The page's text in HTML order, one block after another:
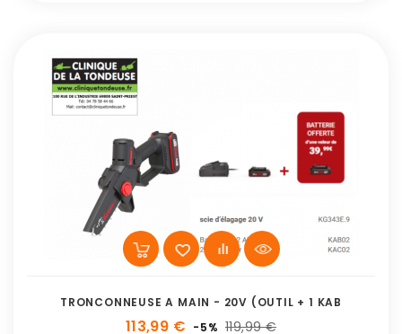
TRONCONNEUSE A MAIN - 20V (OUTIL + 1 KAB
113,99 € -5% 119,99 €